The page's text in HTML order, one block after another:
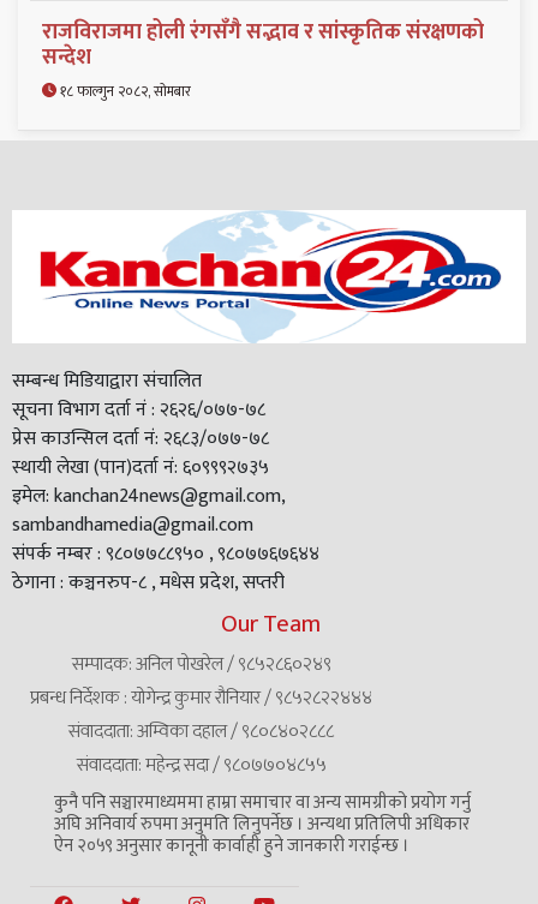
राजविराजमा होली रंगसँगै सद्भाव र सांस्कृतिक संरक्षणको
सन्देश
१८ फाल्गुन २०८२, सोमबार
सम्बन्ध मिडियाद्वारा संचालित
सूचना विभाग दर्ता नं : २६२६/०७७-७८
प्रेस काउन्सिल दर्ता नं: २६८३/०७७-७८
स्थायी लेखा (पान)दर्ता नं: ६०९९९२७३५
इमेल: kanchan24news@gmail.com,
sambandhamedia@gmail.com
संपर्क नम्बर : ९८०७७८८९५० , ९८०७७६७६४४
ठेगाना : कञ्चनरुप-८ , मधेस प्रदेश, सप्तरी
Our Team
सम्पादक: अनिल पोखरेल / ९८५२८६०२४९
प्रबन्ध निर्देशक : योगेन्द्र कुमार रौनियार / ९८५२८२२४४४
संवाददाता: अम्विका दहाल / ९८०८४०२८८८
संवाददाता: महेन्द्र सदा / ९८०७७०४८५५
कुनै पनि सञ्चारमाध्यममा हाम्रा समाचार वा अन्य सामग्रीको प्रयोग गर्नु
अघि अनिवार्य रुपमा अनुमति लिनुपर्नेछ । अन्यथा प्रतिलिपी अधिकार
ऐन २०५९ अनुसार कानूनी कार्वाही हुने जानकारी गराईन्छ ।